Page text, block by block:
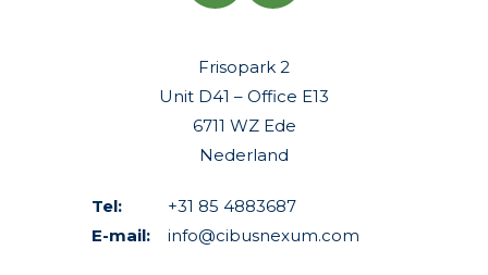
Frisopark 2
Unit D41 – Office E13
6711 WZ Ede
Nederland
Tel:
+31 85 4883687
E-mail:
info@cibusnexum.com